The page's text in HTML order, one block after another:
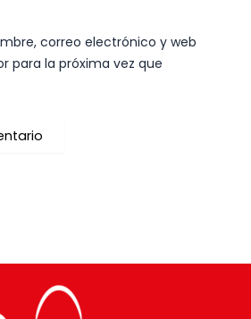
correo electrónico y web
para la próxima vez que